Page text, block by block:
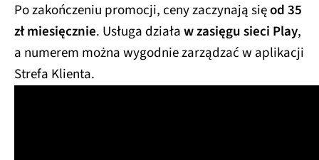
Po zakończeniu promocji, ceny zaczynają sięod 35
zł miesięcznie. Usługa działaw zasięgu sieci Play,
a numerem można wygodnie zarządzać w aplikacji
Strefa Klienta.